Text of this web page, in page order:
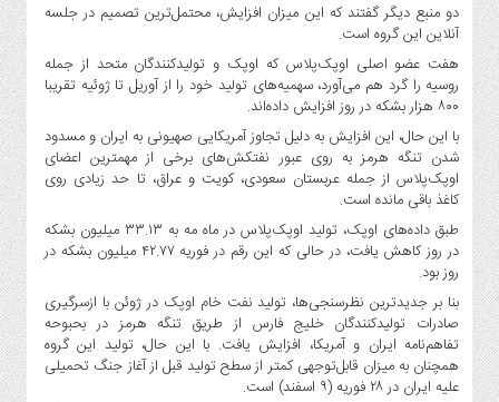
بیمه
و
ارز
دیجیتال
و
صنایع
غذایی
سیاسی
و
بین
الملل
نگاه
روز
گوناگون
دو منبع دیگر گفتند که این میزان افزایش، محتمل‌ترین تصمیم در جلسه
آنلاین این گروه است.
هفت عضو اصلی اوپک‌پلاس که اوپک و تولیدکنندگان متحد از جمله
روسیه را گرد هم می‌آورد، سهمیه‌های تولید خود را از آوریل تا ژوئیه تقریبا
۸۰۰ هزار بشکه در روز افزایش داده‌اند.
با این حال، این افزایش به دلیل تجاوز آمریکایی صهیونی به ایران و مسدود
شدن تنگه هرمز به روی عبور نفتکش‌های برخی از مهمترین اعضای
اوپک‌پلاس از جمله عربستان سعودی، کویت و عراق، تا حد زیادی روی
کاغذ باقی مانده است.
طبق داده‌های اوپک، تولید اوپک‌پلاس در ماه مه به ۳۳.۱۳ میلیون بشکه
در روز کاهش یافت، در حالی که این رقم در فوریه ۴۲.۷۷ میلیون بشکه در
روز بود.
بنا بر جدیدترین نظرسنجی‌ها، تولید نفت خام اوپک در ژوئن با ازسرگیری
صادرات تولیدکنندگان خلیج فارس از طریق تنگه هرمز در بحبوحه
تفاهم‌نامه ایران و آمریکا، افزایش یافت. با این حال، تولید این گروه
همچنان به میزان قابل‌توجهی کمتر از سطح تولید قبل از آغاز جنگ تحمیلی
علیه ایران در ۲۸ فوریه (۹ اسفند) است.